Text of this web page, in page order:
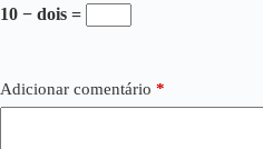
10 − dois =
Adicionar comentário *